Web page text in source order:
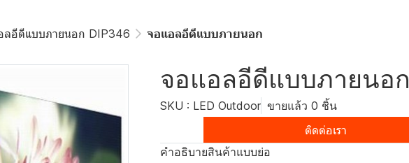
ลอีดีแบบภายนอก DIP346 จอแอลอีดีแบบภายนอก
จอแอลอีดีแบบภายนอก
SKU : LED Outdoor ขายแล้ว 0 ชิ้น
ติดต่อเรา
คำอธิบายสินค้าแบบย่อ